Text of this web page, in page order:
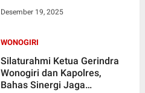
Moyudan
Desember 19, 2025
WONOGIRI
Silaturahmi Ketua Gerindra
Wonogiri dan Kapolres,
Bahas Sinergi Jaga